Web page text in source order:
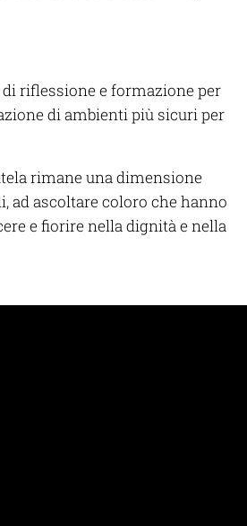
riflessione e formazione per
di ambienti più sicuri per
rimane una dimensione
ad ascoltare coloro che hanno
e fiorire nella dignità e nella